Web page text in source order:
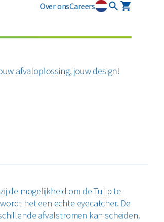
Over onsCareers
Circulair+
Alle circulaire materialen
afvaloplossing, jouw design!
de mogelijkheid om de Tulip te
het een echte eyecatcher. De
afvalstromen kan scheiden.